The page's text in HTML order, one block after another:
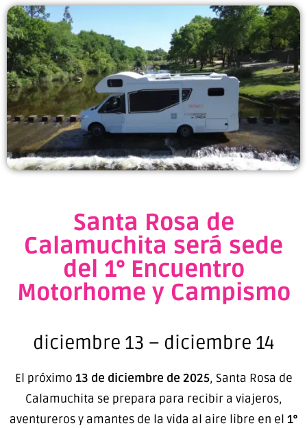
Santa Rosa de
Calamuchita será sede
del 1° Encuentro
Motorhome y Campismo
diciembre 13 – diciembre 14
El próximo 13 de diciembre de 2025, Santa Rosa de
Calamuchita se prepara para recibir a viajeros,
aventureros y amantes de la vida al aire libre en el 1°